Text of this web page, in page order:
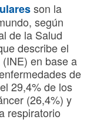
son la
según
de la Salud
describe el
en base a
de
29,4% de los
(26,4%) y
respiratorio